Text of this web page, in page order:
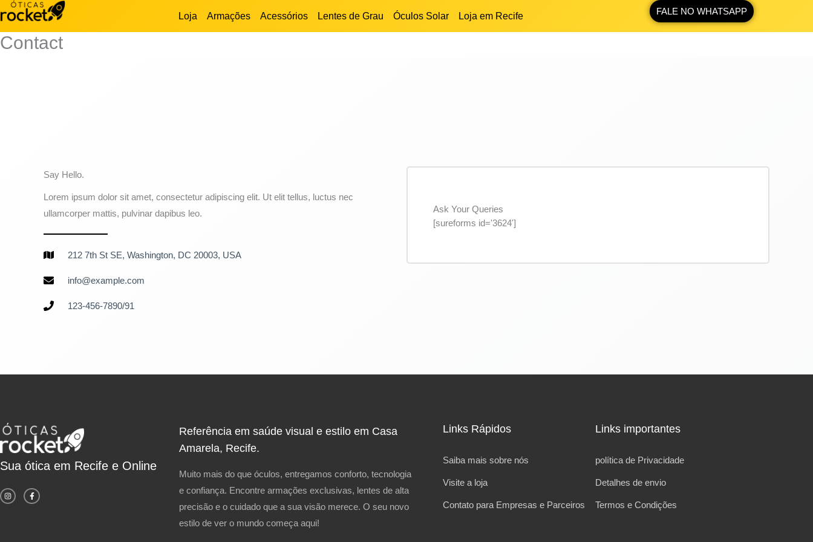
para
o
Loja Armações Acessórios Lentes de Grau Óculos Solar Loja em Recife FALE NO WHATSAPP
Contact
Say Hello.
Lorem ipsum dolor sit amet, consectetur adipiscing elit. Ut elit tellus, luctus nec
ullamcorper mattis, pulvinar dapibus leo.
212 7th St SE, Washington, DC 20003, USA
info@example.com
123-456-7890/91
Ask Your Queries
[sureforms id='3624']
Sua ótica em Recife e Online
n
s
t
a
c
e
Referência em saúde visual e estilo em Casa
Amarela, Recife.
Muito mais do que óculos, entregamos conforto, tecnologia
e confiança. Encontre armações exclusivas, lentes de alta
precisão e o cuidado que a sua visão merece. O seu novo
estilo de ver o mundo começa aqui!
Links Rápidos
Saiba mais sobre nós
Visite a loja
Contato para Empresas e Parceiros
Links importantes
política de Privacidade
Detalhes de envio
Termos e Condições